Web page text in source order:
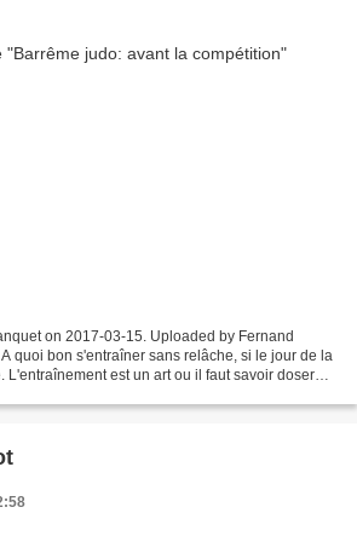
on 2017-03-15. Uploaded by Fernand
quoi bon s'entraîner sans relâche, si le jour de la
L'entraînement est un art ou il faut savoir doser